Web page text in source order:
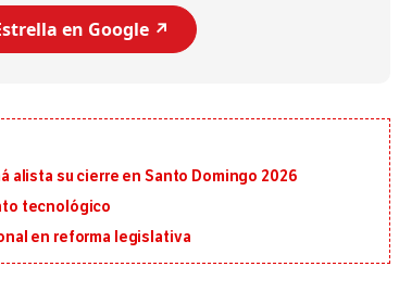
en Google ↗️
alista su cierre en Santo Domingo 2026
tecnológico
en reforma legislativa
al sur de Japón, provocando una